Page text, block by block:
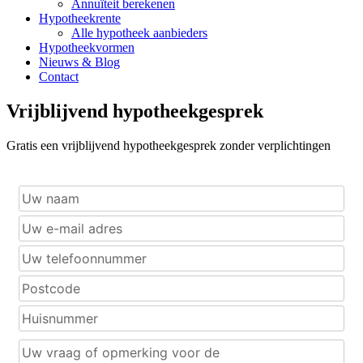
Annuïteit berekenen
Hypotheekrente
Alle hypotheek aanbieders
Hypotheekvormen
Nieuws & Blog
Contact
Vrijblijvend hypotheekgesprek
Gratis een vrijblijvend hypotheekgesprek zonder verplichtingen